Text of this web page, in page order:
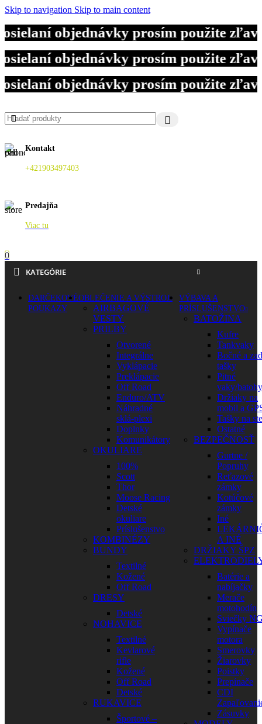
Skip to navigation Skip to main content
objednávky prosím použite
objednávky prosím použite
objednávky prosím použite
Kontakt
+421903497403
Predajňa
Viac tu
0
KATEGÓRIE
DARČEKOVÉ
POUKAZY
OBLEČENIE A VÝSTROJ
AIRBAGOVÉ
VESTY
PRILBY
Otvorené
Integrálne
Vyklápacie
Preklápacie
Off Road
Enduro/ATV
Náhradné
sklá-plexi
Doplnky
Komunikátory
OKULIARE
100%
Scott
Thor
Moose Racing
Detské
okuliare
Príslušenstvo
KOMBINÉZY
BUNDY
Textilné
Kožené
Off Road
DRESY
Detské
NOHAVICE
Textilné
Kevlarové
rifle
Kožené
Off Road
Detské
RUKAVICE
Športové –
VÝBAVA A
PRÍSLUŠENSTVO
BATOŽINA
Kufre
Tankvaky
Bočné a
tašky
Pitné
vaky/batohy
Držiaky na
mobil a
Tašky na
Ostatné
BEZPEČNOSŤ
Gurtne /
Popruhy
Reťazové
zámky
Kotúčové
zámky
Iné
A INÉ
DRŽIAKY ŠPZ
Batérie a
nabíjačky
Merače
motohodín
Sviečky
Vypínače
motora
Smerovky
Žiarovky
Poistky
Prepínače
CDI
Zásuvky